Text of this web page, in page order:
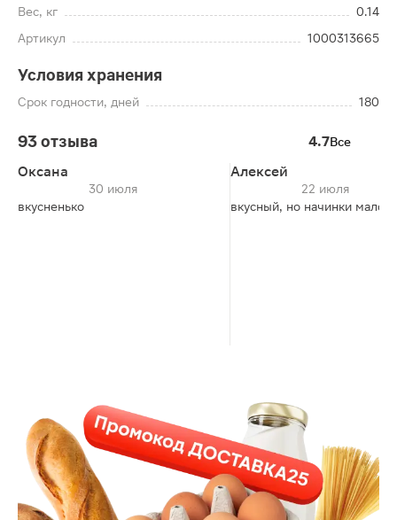
Вес, кг
0.14
Артикул
1000313665
Условия хранения
Срок годности, дней 180
93 отзыва 4.7Все
Оксана
30 июля
вкусненько
Алексей
22 июля
вкусный, но начинки